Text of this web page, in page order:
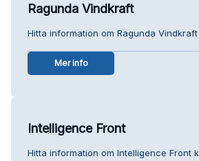
Ragunda Vindkraft
Hitta information om Ragunda
Mer info
Intelligence Front
Hitta information om Intelligence Front